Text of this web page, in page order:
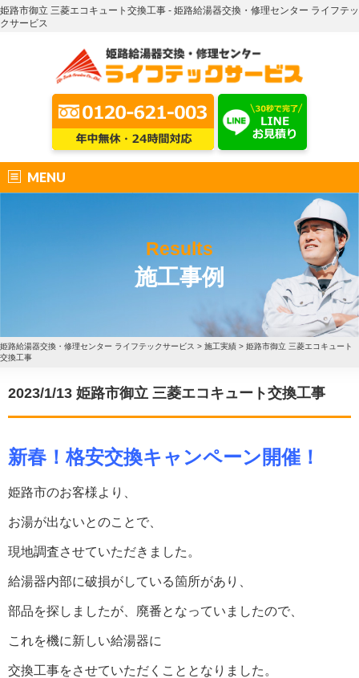
姫路市御立 三菱エコキュート交換工事 - 姫路給湯器交換・修理センター ライフテッ
クサービス
MENU
Results
施工事例
姫路給湯器交換・修理センター ライフテックサービス > 施工実績 > 姫路市御立 三菱エコキュート
交換工事
2023/1/13 姫路市御立 三菱エコキュート交換工事
新春！格安交換キャンペーン開催！
姫路市のお客様より、
お湯が出ないとのことで、
現地調査させていただきました。
給湯器内部に破損がしている箇所があり、
部品を探しましたが、廃番となっていましたので、
これを機に新しい給湯器に
交換工事をさせていただくこととなりました。